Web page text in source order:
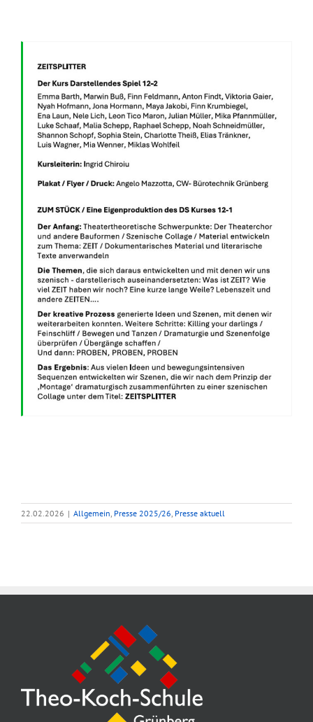
22.02.2026 | Allgemein Presse 2025/26 Presse aktuell